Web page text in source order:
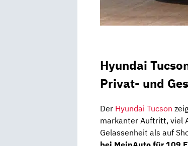
Hyundai
Privat- und
Der Hyundai Tucson
markanter Auftritt, viel
Gelassenheit als auf